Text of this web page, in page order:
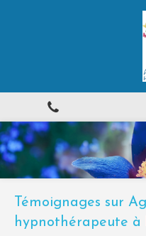
Témoignages sur
hypnothérapeute à